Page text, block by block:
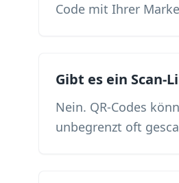
Code mit Ihrer
Gibt es ein Scan-
Nein. QR-Codes
unbegrenzt oft